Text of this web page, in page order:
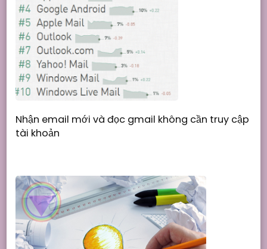
Nhận email mới và đọc gmail không cần truy cập
tài khoản